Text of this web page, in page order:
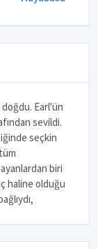
doğdu. Earl'ün
sevildi.
seçkin
biri
haline olduğu